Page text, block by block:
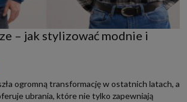
– jak stylizować modnie i
ogromną transformację w ostatnich latach, a
ubrania, które nie tylko zapewniają